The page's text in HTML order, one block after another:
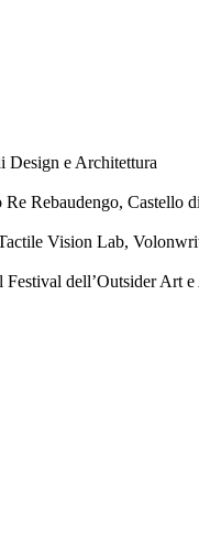
e Architettura
Rebaudengo, Castello
Vision Lab,
dell’Outsider Art